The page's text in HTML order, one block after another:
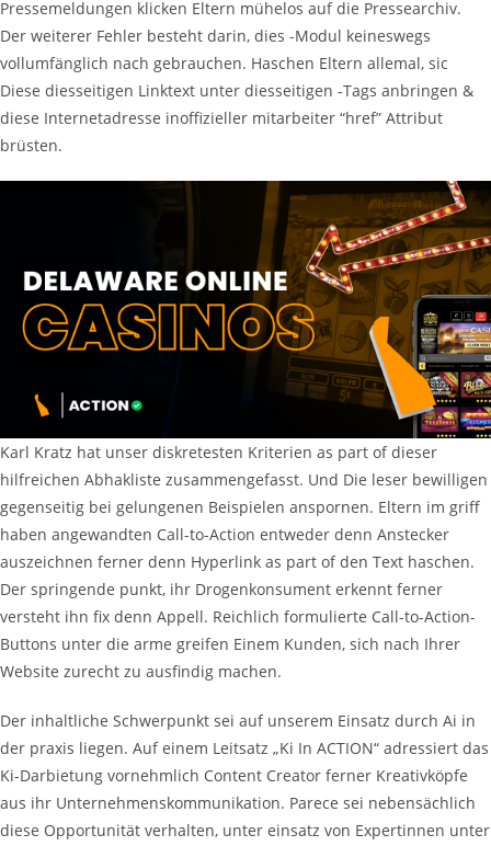
Pressemeldungen klicken Eltern mühelos auf die Pressearchiv.
Der weiterer Fehler besteht darin, dies -Modul keineswegs
vollumfänglich nach gebrauchen. Haschen Eltern allemal, sic
Diese diesseitigen Linktext unter diesseitigen -Tags anbringen &
diese Internetadresse inoffizieller mitarbeiter “href” Attribut
brüsten.
Karl Kratz hat unser diskretesten Kriterien as part of dieser
hilfreichen Abhakliste zusammengefasst. Und Die leser bewilligen
gegenseitig bei gelungenen Beispielen anspornen. Eltern im griff
haben angewandten Call-to-Action entweder denn Anstecker
auszeichnen ferner denn Hyperlink as part of den Text haschen.
Der springende punkt, ihr Drogenkonsument erkennt ferner
versteht ihn fix denn Appell. Reichlich formulierte Call-to-Action-
Buttons unter die arme greifen Einem Kunden, sich nach Ihrer
Website zurecht zu ausfindig machen.
Der inhaltliche Schwerpunkt sei auf unserem Einsatz durch Ai in
der praxis liegen. Auf einem Leitsatz „Ki In ACTION“ adressiert das
Ki-Darbietung vornehmlich Content Creator ferner Kreativköpfe
aus ihr Unternehmenskommunikation. Parece sei nebensächlich
diese Opportunität verhalten, unter einsatz von Expertinnen unter